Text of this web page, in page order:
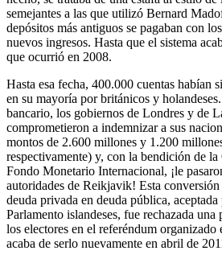
semejantes a las que utilizó Bernard
depósitos más antiguos se pagaban con
nuevos ingresos. Hasta que el sistema
que ocurrió en 2008.
Hasta esa fecha, 400.000 cuentas habían
en su mayoría por británicos y
bancario, los gobiernos de Londres y de
comprometieron a indemnizar a sus
montos de 2.600 millones y 1.200
respectivamente) y, con la bendición de
Fondo Monetario Internacional, ¡le
autoridades de Reikjavik! Esta conversión
deuda privada en deuda pública,
Parlamento islandeses, fue rechazada
los electores en el referéndum organizado
acaba de serlo nuevamente en abril de